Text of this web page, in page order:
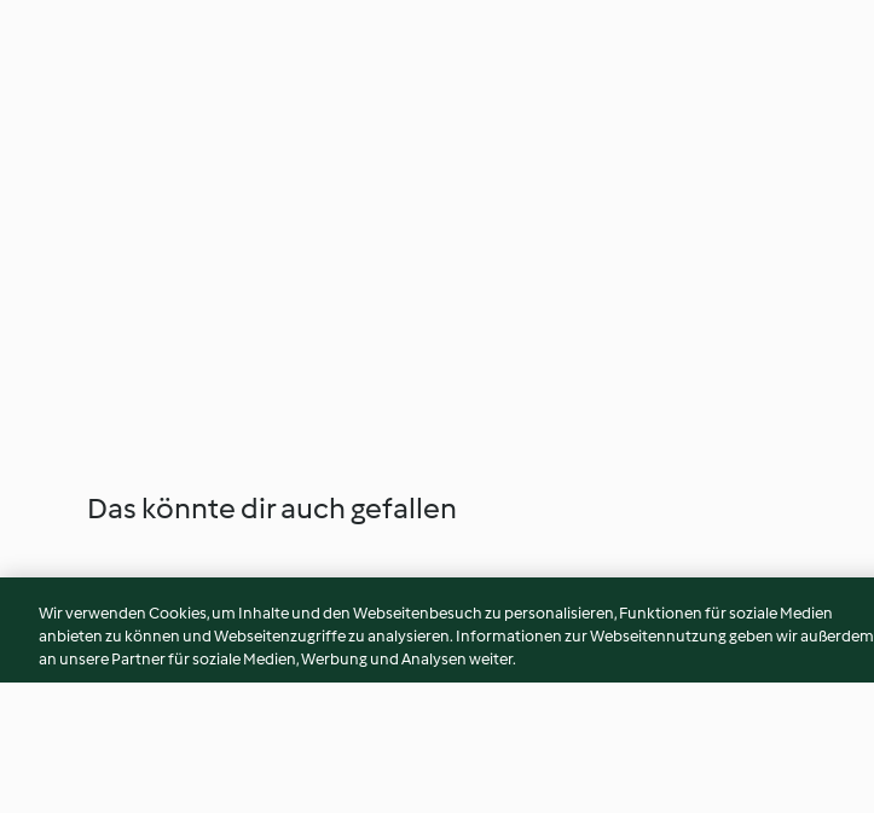
Das könnte dir auch gefallen
Wir verwenden Cookies, um Inhalte und den Webseitenbesuch zu personalisieren, Funktionen für soziale Medien
anbieten zu können und Webseitenzugriffe zu analysieren. Informationen zur Webseitennutzung geben wir außerdem
an unsere Partner für soziale Medien, Werbung und Analysen weiter.